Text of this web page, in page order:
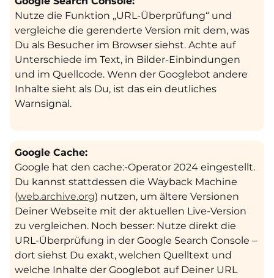
Nutze die Funktion „URL-Überprüfung“ und
vergleiche die gerenderte Version mit dem, was
Du als Besucher im Browser siehst. Achte auf
Unterschiede im Text, in Bilder-Einbindungen
und im Quellcode. Wenn der Googlebot andere
Inhalte sieht als Du, ist das ein deutliches
Warnsignal.
Google Cache:
Google hat den cache:-Operator 2024 eingestellt.
Du kannst stattdessen die Wayback Machine
(web.archive.org) nutzen, um ältere Versionen
Deiner Webseite mit der aktuellen Live-Version
zu vergleichen. Noch besser: Nutze direkt die
URL-Überprüfung in der Google Search Console –
dort siehst Du exakt, welchen Quelltext und
welche Inhalte der Googlebot auf Deiner URL